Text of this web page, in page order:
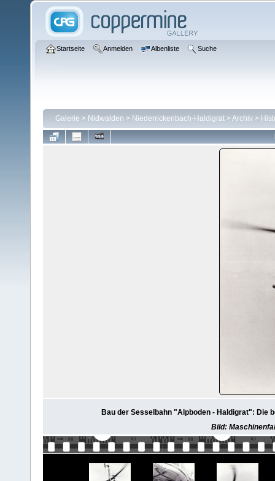
Startseite Anmelden Albenliste Suche
Galerie > Nidwalden > Niederrickenbach-Haldigrat >Archiv >
Bau der Sesselbahn "Alpboden - Haldigrat": Die
Bild: